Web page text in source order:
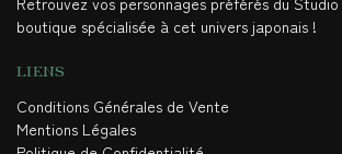
boutique spécialisée à cet univers japonais !
LIENS
Conditions Générales de Vente
Mentions Légales